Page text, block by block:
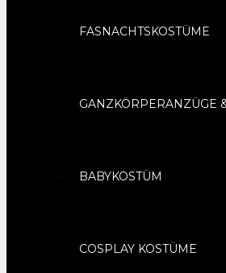
FASNACHTSKOSTÜME
GANZKÖRPERANZÜGE
BABYKOSTÜM
COSPLAY KOSTÜME